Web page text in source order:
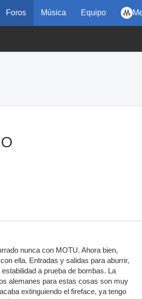
Foros Música Equipo
nunca con MOTU. Ahora bien,
ella. Entradas y salidas para aburrir,
a prueba de bombas. La
alemanes para estas cosas son muy
extinguiendo el fireface, ya tengo